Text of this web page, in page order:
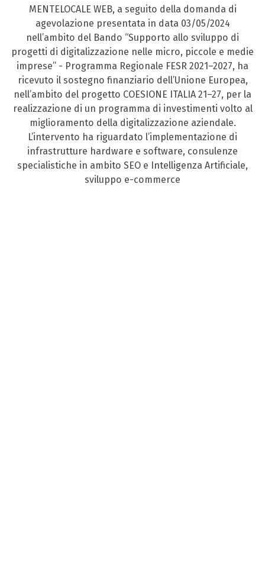
MENTELOCALE WEB, a seguito della domanda di
agevolazione presentata in data 03/05/2024
nell’ambito del Bando “Supporto allo sviluppo di
progetti di digitalizzazione nelle micro, piccole e medie
imprese” - Programma Regionale FESR 2021–2027, ha
ricevuto il sostegno finanziario dell’Unione Europea,
nell’ambito del progetto COESIONE ITALIA 21–27, per la
realizzazione di un programma di investimenti volto al
miglioramento della digitalizzazione aziendale.
L’intervento ha riguardato l’implementazione di
infrastrutture hardware e software, consulenze
specialistiche in ambito SEO e Intelligenza Artificiale,
sviluppo e-commerce